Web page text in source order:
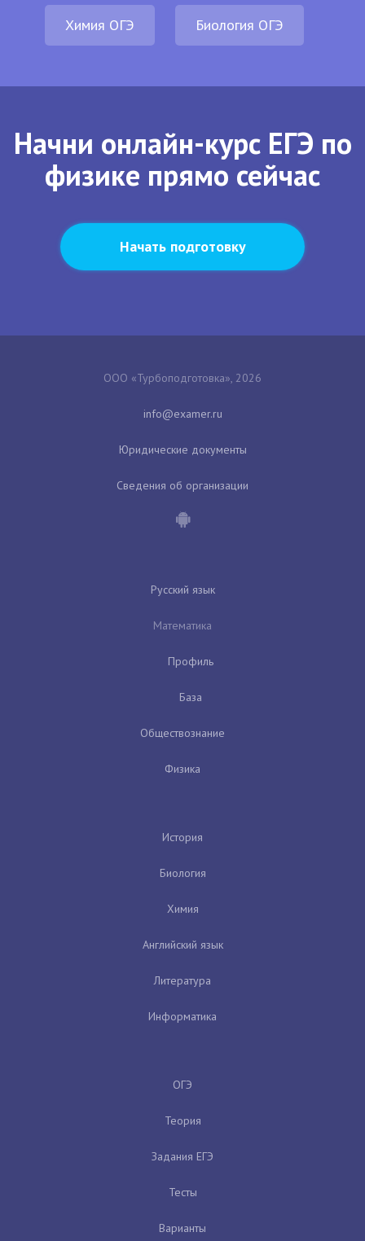
Химия ОГЭ Биология ОГЭ
Начни онлайн-курс ЕГЭ по
физике прямо сейчас
Начать подготовку
ООО «Турбоподготовка», 2026
Юридические документы
Сведения об организации
Русский язык
Математика
Профиль
База
Обществознание
Физика
История
Биология
Химия
Английский язык
Литература
Информатика
ОГЭ
Теория
Задания ЕГЭ
Тесты
Варианты